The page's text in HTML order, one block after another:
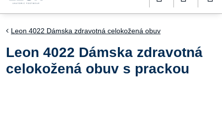
Leon 4022 Dámska zdravotná celokožená obuv
Leon 4022 Dámska zdravotná
celokožená obuv s prackou